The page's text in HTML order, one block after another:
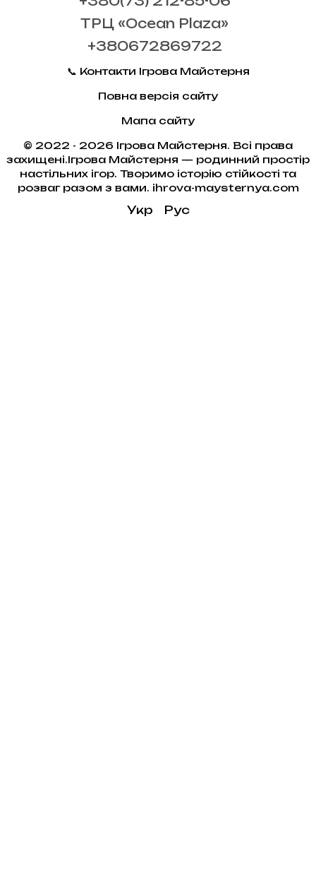
ТРЦ «Ocean Plaza»
+380672869722
📞 Контакти Ігрова Майстерня
Повна версія сайту
Мапа сайту
© 2022 - 2026 Ігрова Майстерня. Всі права
захищені.Ігрова Майстерня — родинний простір
настільних ігор. Творимо історію стійкості та
розваг разом з вами. ihrova-maysternya.com
Укр Рус